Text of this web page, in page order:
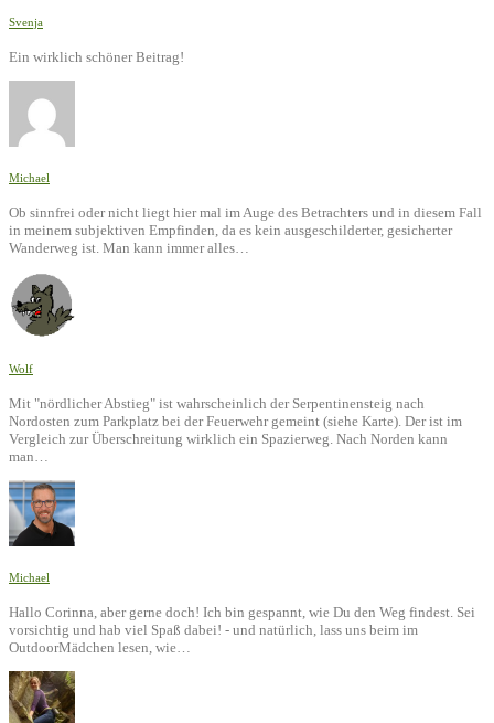
Svenja
Ein wirklich schöner Beitrag!
Michael
Ob sinnfrei oder nicht liegt hier mal im Auge des Betrachters und in diesem Fall
in meinem subjektiven Empfinden, da es kein ausgeschilderter, gesicherter
Wanderweg ist. Man kann immer alles…
Wolf
Mit "nördlicher Abstieg" ist wahrscheinlich der Serpentinensteig nach
Nordosten zum Parkplatz bei der Feuerwehr gemeint (siehe Karte). Der ist im
Vergleich zur Überschreitung wirklich ein Spazierweg. Nach Norden kann
man…
Michael
Hallo Corinna, aber gerne doch! Ich bin gespannt, wie Du den Weg findest. Sei
vorsichtig und hab viel Spaß dabei! - und natürlich, lass uns beim im
OutdoorMädchen lesen, wie…